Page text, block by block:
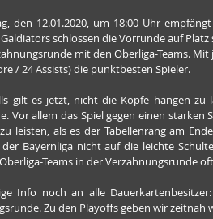
den 12.01.2020, um 18:00 Uhr
schlossen die Vorrunde auf
mit den Oberliga-Teams.
/ 24 Assists) die punktbesten Spieler.
gilt es jetzt, nicht die Köpfe hängen
Vor allem das Spiel gegen einen starken
leisten, als es der Tabellenrang am
der Bayernliga nicht auf die leichte
Teams in der Verzahnungsrunde
Info noch an alle
Zu den Playoffs geben wir